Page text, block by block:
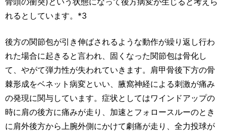
れるとしています。*3
後方の関節包が引き伸ばされるような動作が繰り返し行わ
れた場合に起きると言われ、固くなった関節包は骨化し
て、やがて弾力性が失われていきます。肩甲骨後下方の骨
棘形成をベネット病変といい、腋窩神経による刺激が痛み
の発現に関与しています。症状としてはワインドアップの
時に肩の後方に痛みが走り、加速とフォロースルーのとき
に肩外後方から上腕外側にかけて劇痛が走り、全力投球が